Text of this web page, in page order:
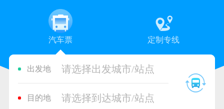
汽车票 定制专线
出发地 请选择出发城市/站点
目的地 请选择到达城市/站点